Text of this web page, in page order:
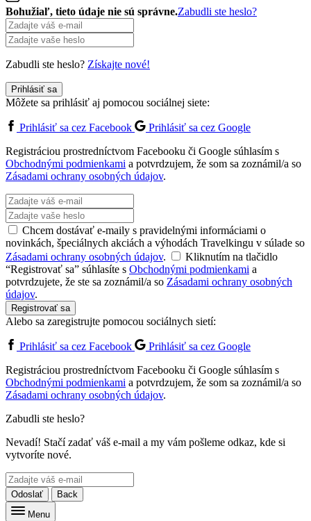
Bohužiaľ, tieto údaje nie sú správne.Zabudli ste heslo?
Zabudli ste heslo? Získajte nové!
Prihlásiť sa
Môžete sa prihlásiť aj pomocou sociálnej siete:
Prihlásiť sa cez Facebook
Prihlásiť sa cez Google
Registráciou prostredníctvom Facebooku či Google súhlasím s
Obchodnými podmienkami a potvrdzujem, že som sa zoznámil/a so
Zásadami ochrany osobných údajov.
Chcem dostávať e-maily s pravidelnými informáciami o
novinkách, špeciálnych akciách a výhodách Travelkingu v súlade so
Zásadami ochrany osobných údajov.
Kliknutím na tlačidlo
“Registrovať sa” súhlasíte s Obchodnými podmienkami a
potvrdzujete, že ste sa zoznámil/a so Zásadami ochrany osobných
údajov.
Registrovať sa
Alebo sa zaregistrujte pomocou sociálnych sietí:
Prihlásiť sa cez Facebook
Prihlásiť sa cez Google
Registráciou prostredníctvom Facebooku či Google súhlasím s
Obchodnými podmienkami a potvrdzujem, že som sa zoznámil/a so
Zásadami ochrany osobných údajov.
Zabudli ste heslo?
Nevadí! Stačí zadať váš e-mail a my vám pošleme odkaz, kde si
vytvoríte nové.
Odoslať
Back
Menu